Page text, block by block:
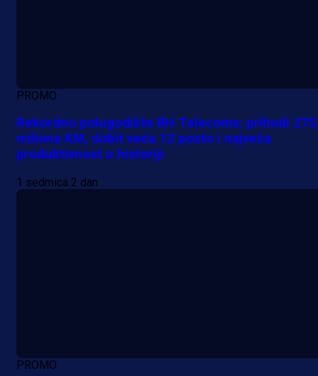
PROMO
Rekordno polugodište BH Telecoma: prihodi
miliona KM, dobit veća 12 posto i najveća
produktivnost u historiji
1 sedmica 2 dan
PROMO